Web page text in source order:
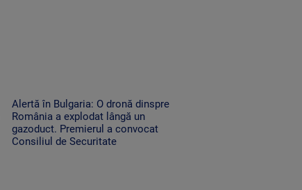
Alertă în Bulgaria: O dronă dinspre
România a explodat lângă un
gazoduct. Premierul a convocat
Consiliul de Securitate